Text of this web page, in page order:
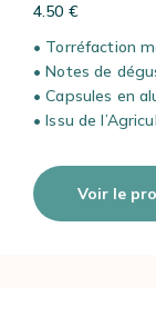
4.50 €
• Torréfaction
• Notes de
• Capsules en
• Issu de
Voir le